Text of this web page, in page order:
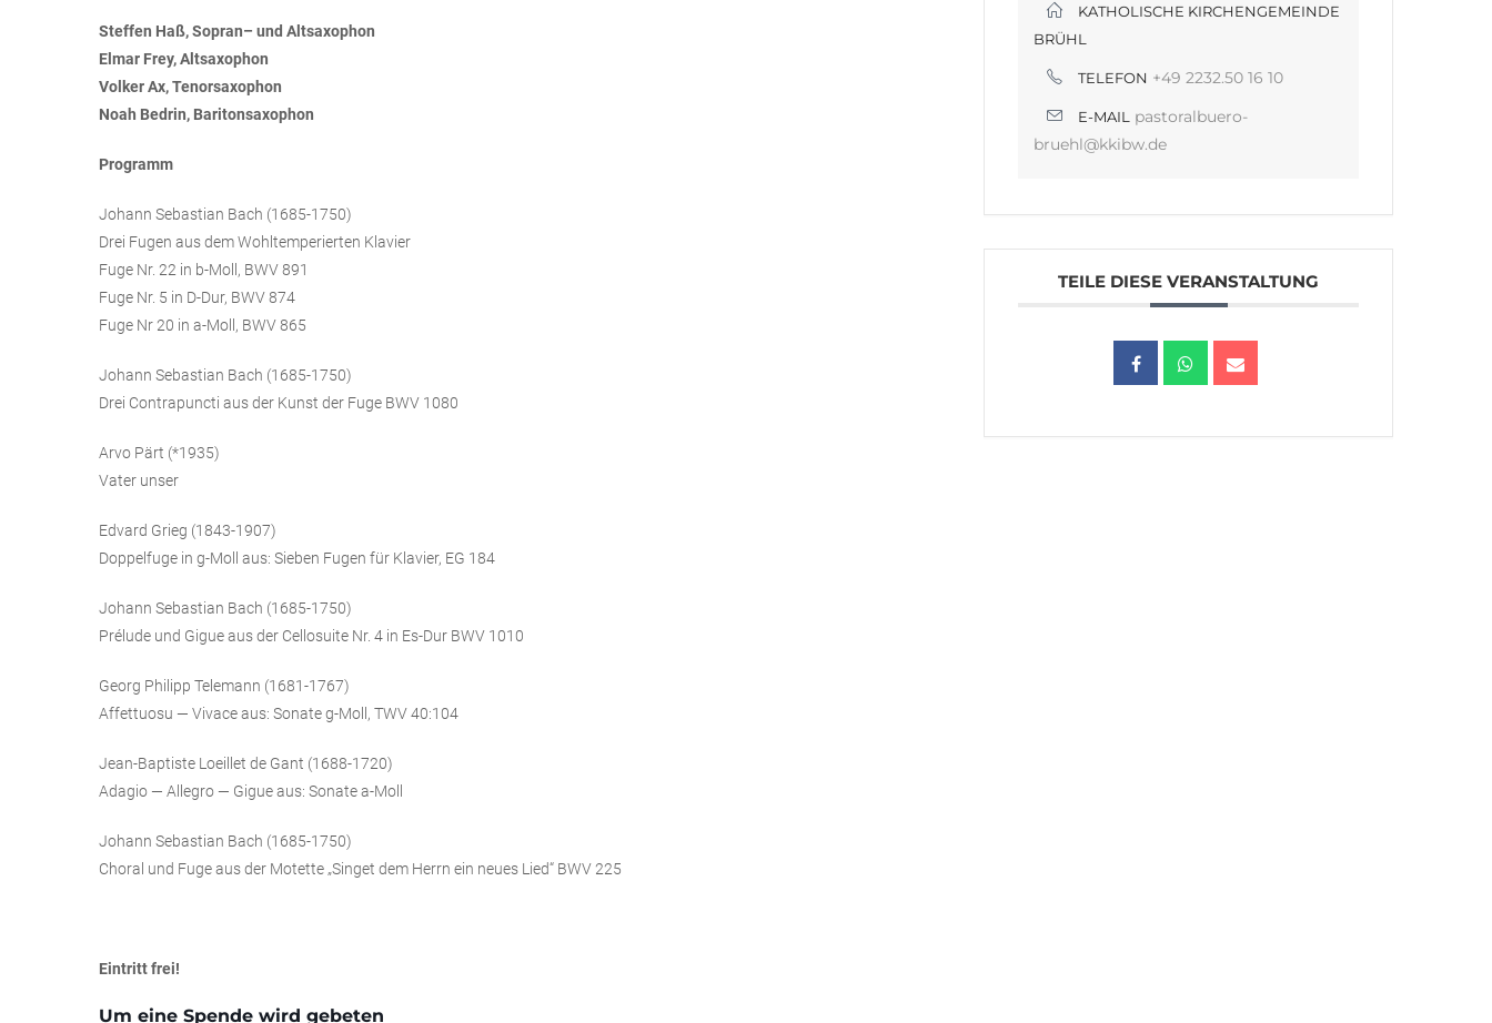
Steffen Haß, Sopran– und Altsaxophon
Elmar Frey, Altsaxophon
Volker Ax, Tenorsaxophon
Noah Bedrin, Baritonsaxophon
Programm
Johann Sebastian Bach (1685-1750)
Drei Fugen aus dem Wohltemperierten Klavier
Fuge Nr. 22 in b-Moll, BWV 891
Fuge Nr. 5 in D-Dur, BWV 874
Fuge Nr 20 in a-Moll, BWV 865
Johann Sebastian Bach (1685-1750)
Drei Contrapuncti aus der Kunst der Fuge BWV 1080
Arvo Pärt (*1935)
Vater unser
Edvard Grieg (1843-1907)
Doppelfuge in g-Moll aus: Sieben Fugen für Klavier, EG 184
Johann Sebastian Bach (1685-1750)
Prélude und Gigue aus der Cellosuite Nr. 4 in Es-Dur BWV 1010
Georg Philipp Telemann (1681-1767)
Affettuosu — Vivace aus: Sonate g-Moll, TWV 40:104
Jean-Baptiste Loeillet de Gant (1688-1720)
Adagio — Allegro — Gigue aus: Sonate a-Moll
Johann Sebastian Bach (1685-1750)
Choral und Fuge aus der Motette „Singet dem Herrn ein neues Lied“ BWV 225
Eintritt frei!
Um eine Spende wird gebeten
KATHOLISCHE KIRCHENGEMEINDE
BRÜHL
TELEFON +49 2232.50 16 10
E-MAIL
pastoralbuero-
bruehl@kkibw.de
TEILE DIESE VERANSTALTUNG